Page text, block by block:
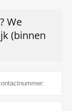
We
(binnen